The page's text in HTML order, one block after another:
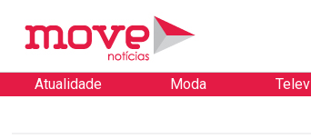
Atualidade Moda